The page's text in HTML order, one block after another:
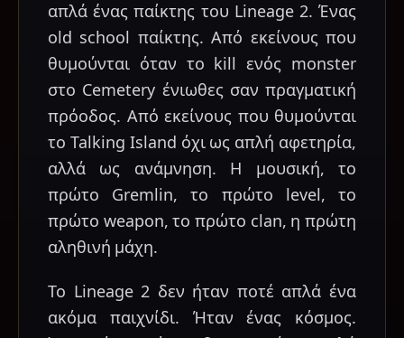
απλά ένας παίκτης του Lineage 2. Ένας
old school παίκτης. Από εκείνους που
θυμούνται όταν το kill ενός monster
στο Cemetery ένιωθες σαν πραγματική
πρόοδος. Από εκείνους που θυμούνται
το Talking Island όχι ως απλή αφετηρία,
αλλά ως ανάμνηση. Η μουσική, το
πρώτο Gremlin, το πρώτο level, το
πρώτο weapon, το πρώτο clan, η πρώτη
αληθινή μάχη.
Το Lineage 2 δεν ήταν ποτέ απλά ένα
ακόμα παιχνίδι. Ήταν ένας κόσμος.